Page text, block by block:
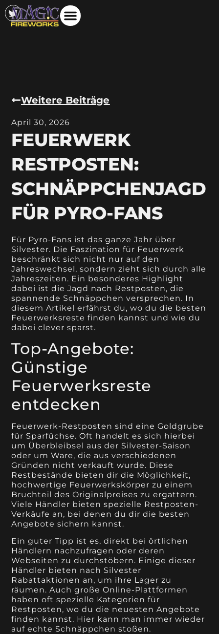
Weitere Beiträge
April 30, 2026
FEUERWERK
RESTPOSTEN:
SCHNÄPPCHENJAGD
FÜR PYRO-FANS
Für Pyro-Fans ist das ganze Jahr über
Silvester. Die Faszination für Feuerwerk
beschränkt sich nicht nur auf den
Jahreswechsel, sondern zieht sich durch alle
Jahreszeiten. Ein besonderes Highlight
dabei ist die Jagd nach Restposten, die
spannende Schnäppchen versprechen. In
diesem Artikel erfährst du, wo du die besten
Feuerwerksreste finden kannst und wie du
dabei clever sparst.
Top-Angebote:
Günstige
Feuerwerksreste
entdecken
Feuerwerk-Restposten sind eine Goldgrube
für Sparfüchse. Oft handelt es sich hierbei
um Überbleibsel aus der Silvester-Saison
oder um Ware, die aus verschiedenen
Gründen nicht verkauft wurde. Diese
Restbestände bieten dir die Möglichkeit,
hochwertige Feuerwerkskörper zu einem
Bruchteil des Originalpreises zu ergattern.
Viele Händler bieten spezielle Restposten-
Verkäufe an, bei denen du dir die besten
Angebote sichern kannst.
Ein guter Tipp ist es, direkt bei örtlichen
Händlern nachzufragen oder deren
Webseiten zu durchstöbern. Einige dieser
Händler bieten nach Silvester
Rabattaktionen an, um ihre Lager zu
räumen. Auch große Online-Plattformen
haben oft spezielle Kategorien für
Restposten, wo du die neuesten Angebote
finden kannst. Hier kann man immer wieder
auf echte Schnäppchen stoßen.